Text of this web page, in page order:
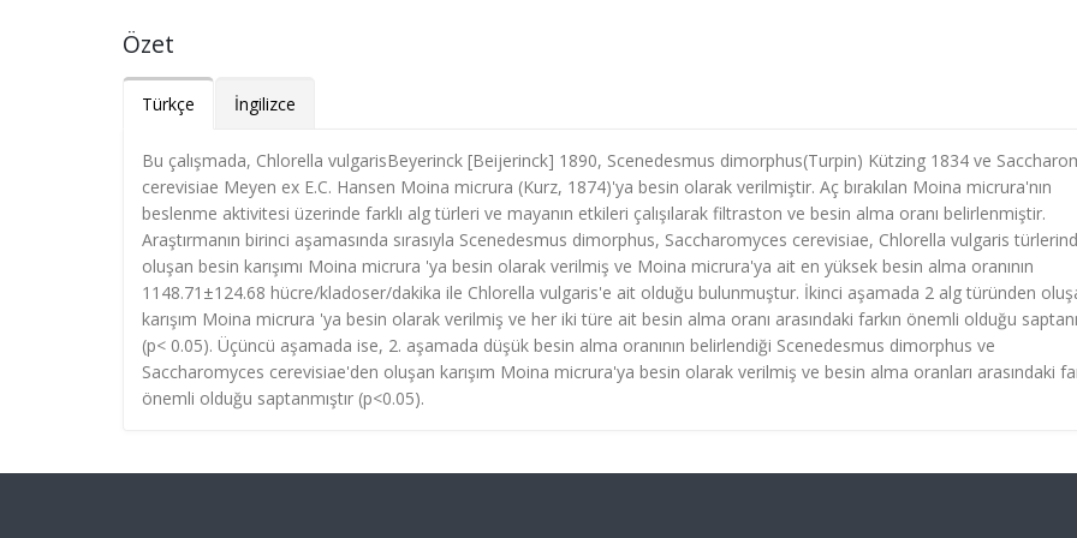
Özet
Türkçe İngilizce
Bu çalışmada, Chlorella vulgarisBeyerinck [Beijerinck] 1890, Scenedesmus dimorphus(Turpin) Kützing 1834 ve
cerevisiae Meyen ex E.C. Hansen Moina micrura (Kurz, 1874)'ya besin olarak verilmiştir. Aç bırakılan Moina micrura'nın
beslenme aktivitesi üzerinde farklı alg türleri ve mayanın etkileri çalışılarak filtraston ve besin alma oranı belirlenmiştir.
Araştırmanın birinci aşamasında sırasıyla Scenedesmus dimorphus, Saccharomyces cerevisiae, Chlorella vulgaris
oluşan besin karışımı Moina micrura 'ya besin olarak verilmiş ve Moina micrura'ya ait en yüksek besin alma oranının
1148.71±124.68 hücre/kladoser/dakika ile Chlorella vulgaris'e ait olduğu bulunmuştur. İkinci aşamada 2 alg türünden
karışım Moina micrura 'ya besin olarak verilmiş ve her iki türe ait besin alma oranı arasındaki farkın önemli olduğu
(p< 0.05). Üçüncü aşamada ise, 2. aşamada düşük besin alma oranının belirlendiği Scenedesmus dimorphus ve
Saccharomyces cerevisiae'den oluşan karışım Moina micrura'ya besin olarak verilmiş ve besin alma oranları arasındaki
önemli olduğu saptanmıştır (p<0.05).